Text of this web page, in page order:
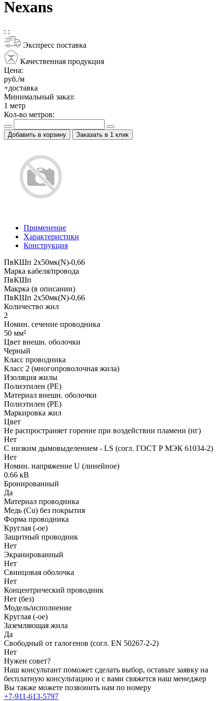
Nexans
: :
Экспресс поставка
Качественная продукция
Цена:
руб./м
+доставка
Минимальный заказ:
1 метр
Кол-во метров:
Добавить в корзину Заказать в 1 клик
Применение
Характеристики
Конструкция
ПвКШп 2x50мк(N)-0,66
Марка кабеля/провода
ПвКШп
Макрка (в описании)
ПвКШп 2x50мк(N)-0,66
Количество жил
2
Номин. сечение проводника
50 мм²
Цвет внешн. оболочки
Черный
Класс проводника
Класс 2 (многопроволочная жила)
Изоляция жилы
Полиэтилен (PE)
Материал внешн. оболочки
Полиэтилен (PE)
Маркировка жил
Цвет
Не распространяет горение при воздействии пламени (нг)
Нет
С низким дымовыделением - LS (согл. ГОСТ Р МЭК 61034-2)
Нет
Номин. напряжение U (линейное)
0.66 кВ
Бронированный
Да
Материал проводника
Медь (Cu) без покрытия
Форма проводника
Круглая (-ое)
Защитный проводник
Нет
Экранированный
Нет
Свинцовая оболочка
Нет
Концентрический проводник
Нет (без)
Модель/исполнение
Круглая (-ое)
Заземляющая жила
Да
Свободный от галогенов (согл. EN 50267-2-2)
Нет
Нужен совет?
Наш консультант поможет сделать выбор, оставьте заявку на
бесплатную консультацию и с вами свяжется наш менеджер
Вы также можете позвонить нам по номеру
+7-911-613-5797